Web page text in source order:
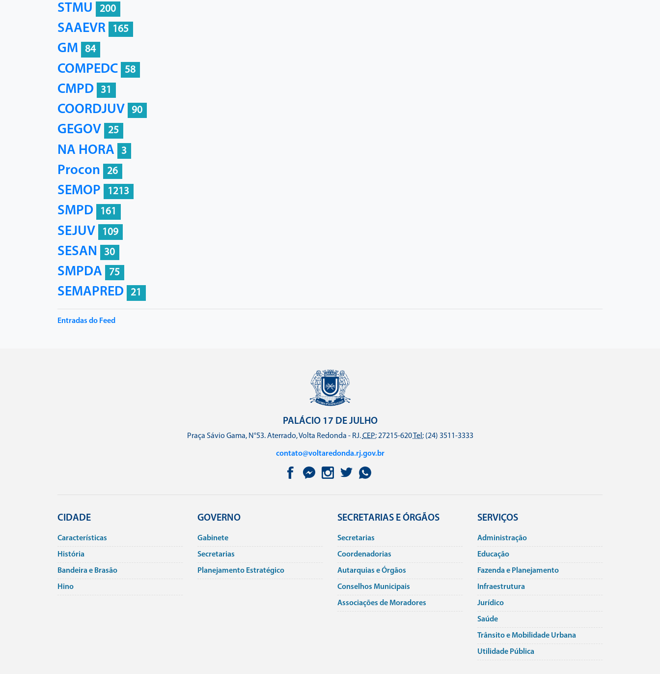
STMU 200
SAAEVR 165
GM 84
COMPEDC 58
CMPD 31
COORDJUV 90
GEGOV 25
NA HORA 3
Procon 26
SEMOP 1213
SMPD 161
SEJUV 109
SESAN 30
SMPDA 75
SEMAPRED 21
Entradas do Feed
PALÁCIO 17 DE JULHO
Praça Sávio Gama, N°53. Aterrado, Volta Redonda - RJ.CEP:27215-620Tel:(24) 3511-3333
contato@voltaredonda.rj.gov.br
CIDADE
Caracterí­sticas
História
Bandeira e Brasão
Hino
GOVERNO
Gabinete
Secretarias
Planejamento Estratégico
SECRETARIAS E ÓRGÃOS
Secretarias
Coordenadorias
Autarquias e Órgãos
Conselhos Municipais
Associações de Moradores
SERVIÇOS
Administração
Educação
Fazenda e Planejamento
Infraestrutura
Jurí­dico
Saúde
Trânsito e Mobilidade Urbana
Utilidade Pública